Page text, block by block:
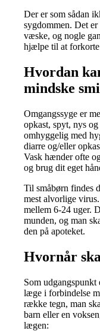
Der er som sådan
sygdommen. Det
væske, og nogle
hjælpe til at
Hvordan
mindske
Omgangssyge er
opkast, spyt, nys
omhyggelig med
diarre og/eller
Vask hænder ofte
og brug dit eget
Til småbørn findes
mest alvorlige
mellem 6-24 uger.
munden, og man
den på apoteket.
Hvornår
Som
læge i forbindelse
række tegn, man
barn eller en
lægen: